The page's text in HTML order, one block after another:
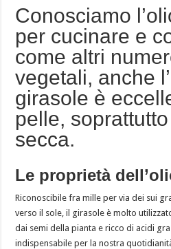
girasole,
l’olio
protettore
delle
pelli
Conosciamo
per cucinare e
come altri
vegetali, anche
girasole è
pelle,
secca.
Le proprietà
Riconoscibile fra mille per via dei sui
verso il sole, il girasole è molto
dai semi della pianta e ricco di acidi
indispensabile per la nostra